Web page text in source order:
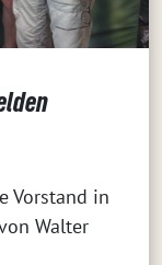
Vorstand in
Walter